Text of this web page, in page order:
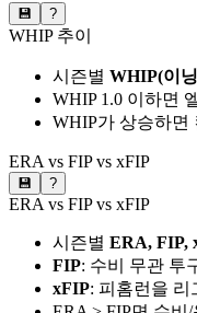
💾 ?
WHIP 추이
시즌별 WHIP(이
WHIP 1.0 이하면
WHIP가 상승하면
ERA vs FIP vs xFIP
💾 ?
ERA vs FIP vs xFIP
시즌별 ERA, FIP,
FIP: 수비 무관 투
xFIP: 피홈런을 리